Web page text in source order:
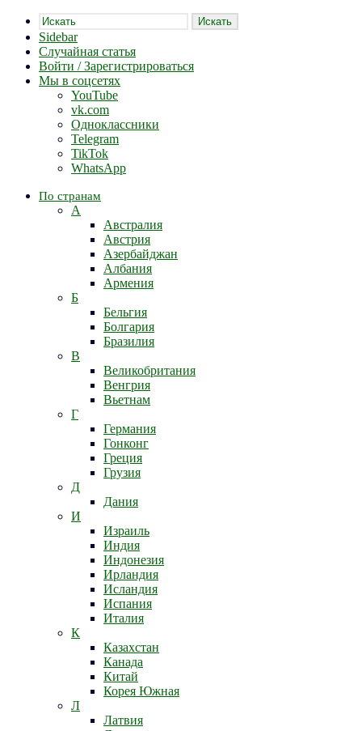
Искать
Sidebar
Случайная статья
Войти / Зарегистрироваться
Мы в соцсетях
YouTube
vk.com
Одноклассники
Telegram
TikTok
WhatsApp
По странам
А
Австралия
Австрия
Азербайджан
Албания
Армения
Б
Бельгия
Болгария
Бразилия
В
Великобритания
Венгрия
Вьетнам
Г
Германия
Гонконг
Греция
Грузия
Д
Дания
И
Израиль
Индия
Индонезия
Ирландия
Исландия
Испания
Италия
К
Казахстан
Канада
Китай
Корея Южная
Л
Латвия